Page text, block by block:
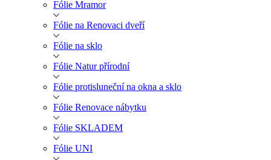
Fólie Mramor
Fólie na Renovaci dveří
Fólie na sklo
Fólie Natur přírodní
Fólie protisluneční na okna a sklo
Fólie Renovace nábytku
Fólie SKLADEM
Fólie UNI